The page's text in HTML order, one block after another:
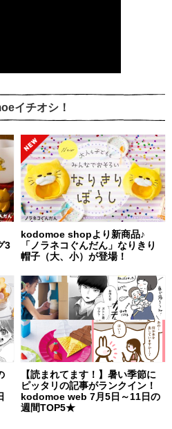
イチオシ！
3
kodomoe shopより新商品♪
「ノラネコぐんだん」なりきり
帽子（大、小）が登場！
【読まれてます！】暑い季節に
ピッタリの記事がランクイン！
kodomoe web 7月5日～11日の
週間TOP5★